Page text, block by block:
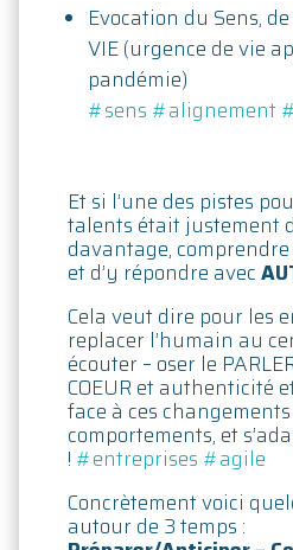
Evocation du Sens, de
VIE (urgence de vie
pandémie)
#sens #alignement
Et si l’une des pistes
talents était justement
davantage,
et d’y répondre avec
Cela veut dire pour les
replacer l’humain au
écouter – oser le
COEUR et authenticité
face à ces
comportements, et
! #entreprises #agile
Concrètement voici
autour de 3 temps :